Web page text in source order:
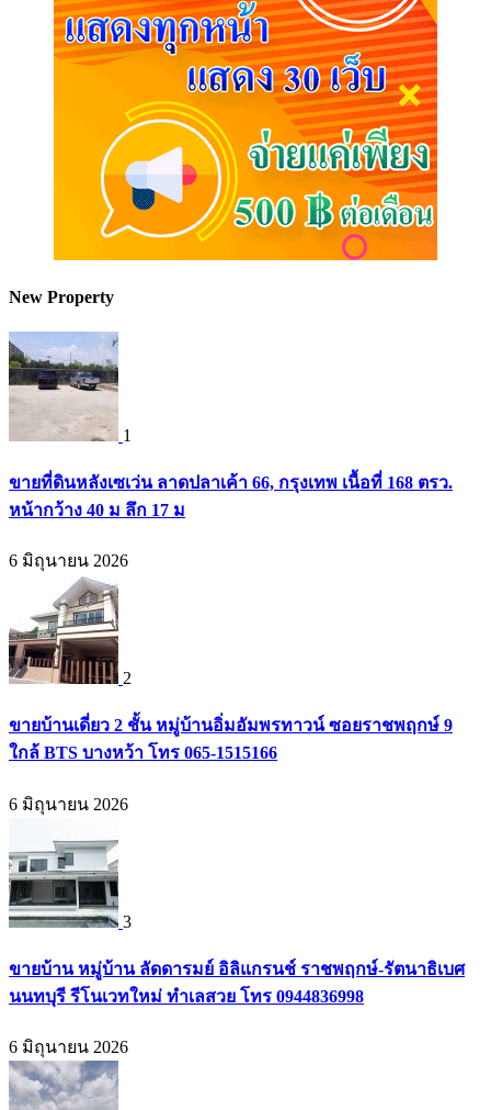
New Property
1
ขายที่ดินหลังเซเว่น ลาดปลาเค้า 66, กรุงเทพ เนื้อที่ 168 ตรว.
หน้ากว้าง 40 ม ลึก 17 ม
6 มิถุนายน 2026
2
ขายบ้านเดี่ยว 2 ชั้น หมู่บ้านอิ่มอัมพรทาวน์ ซอยราชพฤกษ์ 9
ใกล้ BTS บางหว้า โทร 065-1515166
6 มิถุนายน 2026
3
ขายบ้าน หมู่บ้าน ลัดดารมย์ อิลิแกรนช์ ราชพฤกษ์-รัตนาธิเบศ
นนทบุรี รีโนเวทใหม่ ทำเลสวย โทร 0944836998
6 มิถุนายน 2026